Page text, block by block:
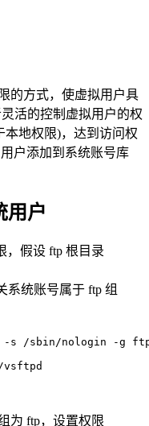
的方式，使虚拟用户具
活的控制虚拟用户的权
本地权限)，达到访问权
户添加到系统账号库
用户
，假设 ftp 根目录
系统账号属于 ftp 组
-s /sbin/nologin -g
为 ftp，设置权限